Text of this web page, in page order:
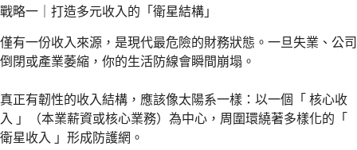
戰略一｜打造多元收入的「衛星結構」
僅有一份收入來源，是現代最危險的財務狀態。一旦失業、公司
倒閉或產業萎縮，你的生活防線會瞬間崩塌。
真正有韌性的收入結構，應該像太陽系一樣：以一個「 核心收
入 」（本業薪資或核心業務）為中心，周圍環繞著多樣化的「
衛星收入 」形成防護網。